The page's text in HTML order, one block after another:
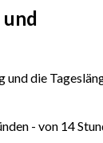
und die
- von 14